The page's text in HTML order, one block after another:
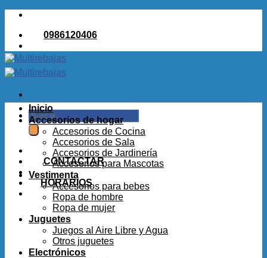
Saltar
contenido0986120406
Buscar
por:
CONTACTAR
HORARIOS
Inicio
Accesorios de hogar
Accesorios de Cocina
Accesorios de Sala
Accesorios de Jardinería
Accesorios para Mascotas
Vestimenta
Accesorios para bebes
Ropa de hombre
Ropa de mujer
Juguetes
Juegos al Aire Libre y Agua
Otros juguetes
Electrónicos